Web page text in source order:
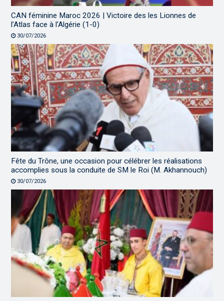
CAN féminine Maroc 2026 | Victoire des les Lionnes de
l’Atlas face à l’Algérie (1-0)
30/07/2026
Fête du Trône, une occasion pour célébrer les réalisations
accomplies sous la conduite de SM le Roi (M. Akhannouch)
30/07/2026